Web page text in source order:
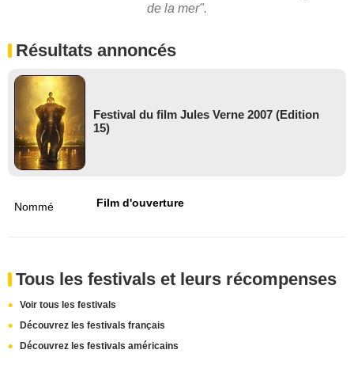
de la mer".
Résultats annoncés
Festival du film Jules Verne 2007 (Edition
15)
Nommé Film d'ouverture
Tous les festivals et leurs récompenses
Voir tous les festivals
Découvrez les festivals français
Découvrez les festivals américains